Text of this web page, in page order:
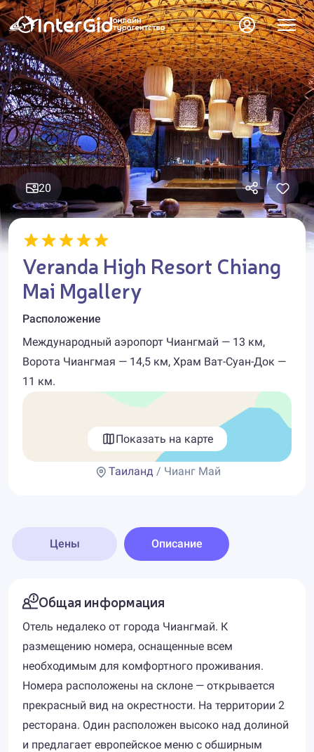
20
Veranda High Resort Chiang
Mai Mgallery
Расположение
Международный аэропорт Чиангмай — 13 км,
Ворота Чиангмая — 14,5 км, Храм Ват-Суан-Док —
11 км.
Показать на карте
Таиланд/ Чианг Май
Цены Описание
Общая информация
Отель недалеко от города Чиангмай. К
размещению номера, оснащенные всем
необходимым для комфортного проживания.
Номера расположены на склоне — открывается
прекрасный вид на окрестности. На территории 2
ресторана. Один расположен высоко над долиной
и предлагает европейское меню с обширным